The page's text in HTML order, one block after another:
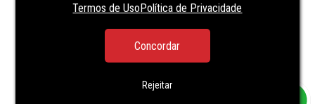
C/ terreno 10x20 e construção de 98m²
Sala e cozinha, 03 dormitórios e 01 banheiro social
piso cerâmico, garagem p/ 02 carros
Termos de UsoPolítica de Privacidade
Concordar
Rejeitar